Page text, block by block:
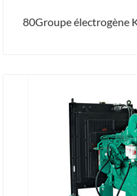
80Groupe électrogène